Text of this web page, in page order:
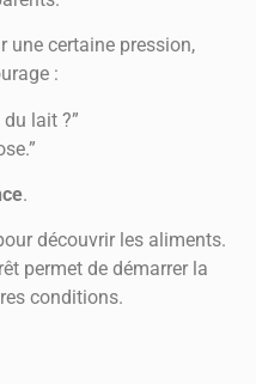
une certaine pression,
:
lait ?”
.
découvrir les aliments.
permet de démarrer la
conditions.